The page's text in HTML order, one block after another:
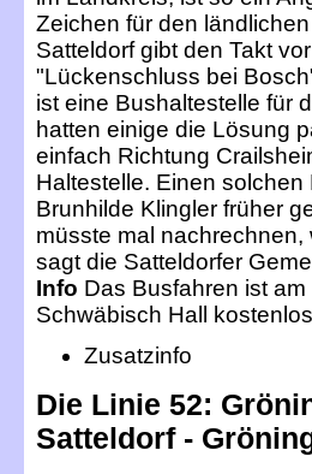
Zeichen für den
Satteldorf gibt den Takt
"Lückenschluss bei
ist eine Bushaltestelle für
hatten einige die Lösung
einfach Richtung
Haltestelle. Einen
Brunhilde Klingler früher
müsste mal
sagt die Satteldorfer
Info Das Busfahren ist
Schwäbisch Hall
Zusatzinfo
Die Linie 52:
Satteldorf -